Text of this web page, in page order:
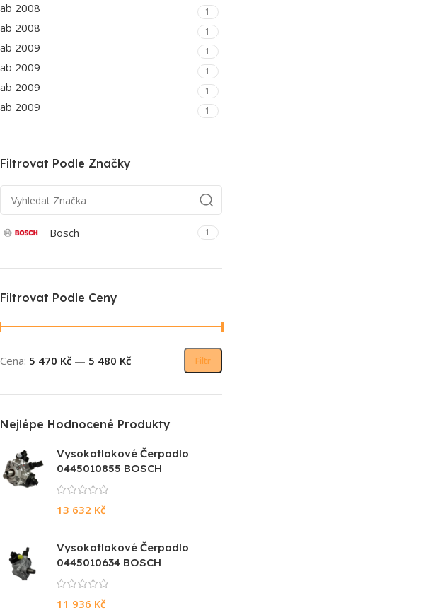
ab 2008 1
ab 2008 1
ab 2009 1
ab 2009 1
ab 2009 1
ab 2009 1
Filtrovat Podle Značky
Bosch 1
Filtrovat Podle Ceny
Filtr
Cena: 5 470 Kč — 5 480 Kč
Nejlépe Hodnocené Produkty
Vysokotlakové Čerpadlo
0445010855 BOSCH
13 632 Kč
Vysokotlakové Čerpadlo
0445010634 BOSCH
11 936 Kč